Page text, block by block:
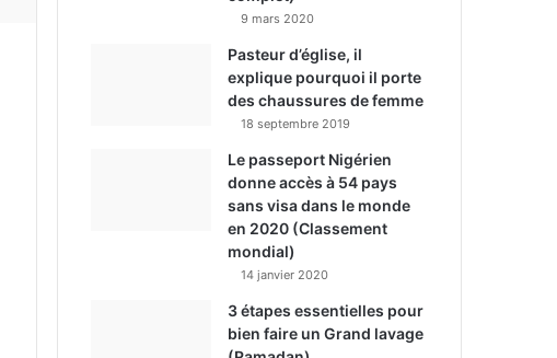
9 mars 2020
Pasteur d’église, il
explique pourquoi il porte
des chaussures de femme
18 septembre 2019
Le passeport Nigérien
donne accès à 54 pays
sans visa dans le monde
en 2020 (Classement
mondial)
14 janvier 2020
3 étapes essentielles pour
bien faire un Grand lavage